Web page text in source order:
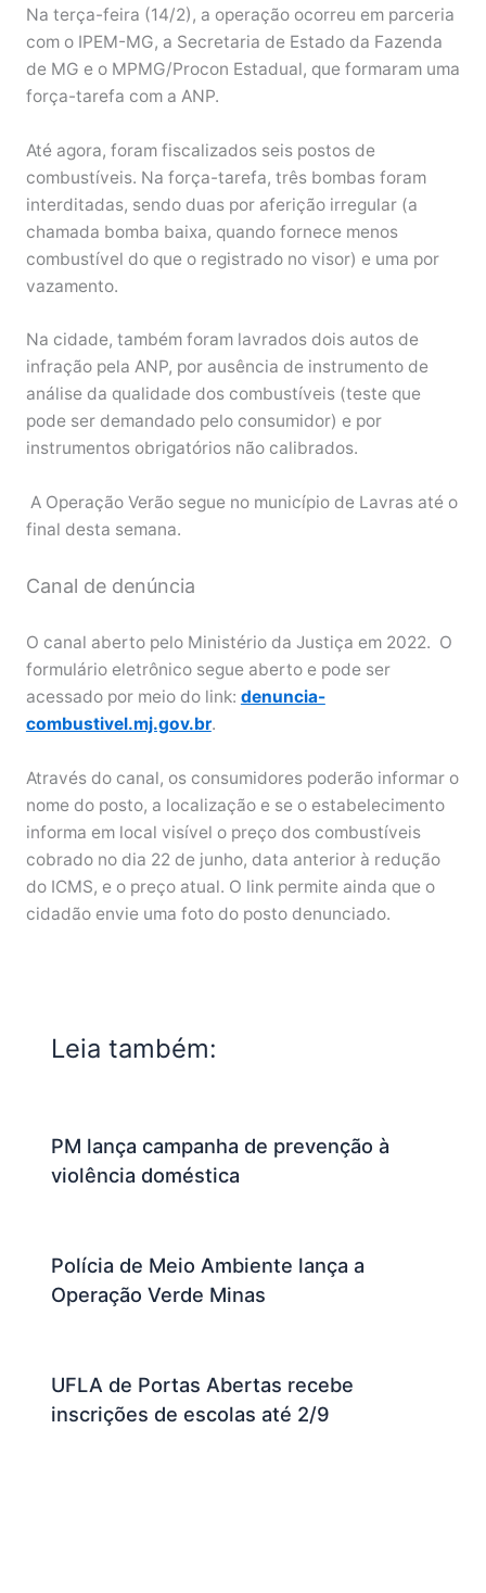
Na terça-feira (14/2), a operação ocorreu em parceria
com o IPEM-MG, a Secretaria de Estado da Fazenda
de MG e o MPMG/Procon Estadual, que formaram uma
força-tarefa com a ANP.
Até agora, foram fiscalizados seis postos de
combustíveis. Na força-tarefa, três bombas foram
interditadas, sendo duas por aferição irregular (a
chamada bomba baixa, quando fornece menos
combustível do que o registrado no visor) e uma por
vazamento.
Na cidade, também foram lavrados dois autos de
infração pela ANP, por ausência de instrumento de
análise da qualidade dos combustíveis (teste que
pode ser demandado pelo consumidor) e por
instrumentos obrigatórios não calibrados.
A Operação Verão segue no município de Lavras até o
final desta semana.
Canal de denúncia
O canal aberto pelo Ministério da Justiça em 2022. O
formulário eletrônico segue aberto e pode ser
acessado por meio do link: denuncia-
combustivel.mj.gov.br.
Através do canal, os consumidores poderão informar o
nome do posto, a localização e se o estabelecimento
informa em local visível o preço dos combustíveis
cobrado no dia 22 de junho, data anterior à redução
do ICMS, e o preço atual. O link permite ainda que o
cidadão envie uma foto do posto denunciado.
Leia também:
PM lança campanha de prevenção à
violência doméstica
Polícia de Meio Ambiente lança a
Operação Verde Minas
UFLA de Portas Abertas recebe
inscrições de escolas até 2/9